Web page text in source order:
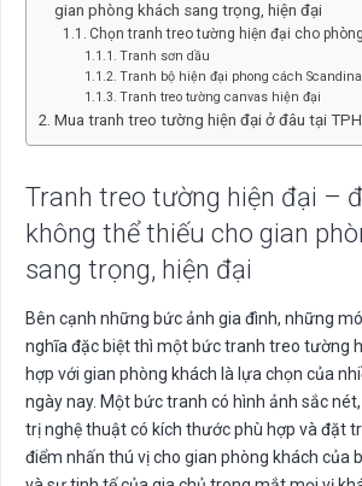
gian phòng khách sang trọng, hiện đại
Chọn tranh treo tường hiện đại cho
Tranh sơn dầu
Tranh bộ hiện đại phong cách
Tranh treo tường canvas hiện đại
Mua tranh treo tường hiện đại ở đâu tại
Tranh treo tường hiện đại –
không thể thiếu cho gian
sang trọng, hiện đại
Bên cạnh những bức ảnh gia đình, những
nghĩa đặc biệt thì một bức tranh treo tường
hợp với gian phòng khách là lựa chọn của
ngày nay. Một bức tranh có hình ảnh sắc
trị nghệ thuật có kích thước phù hợp và đặt
điểm nhấn thú vị cho gian phòng khách của